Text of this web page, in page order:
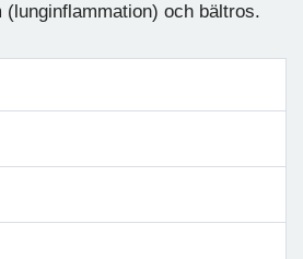
(lunginflammation) och bältros.